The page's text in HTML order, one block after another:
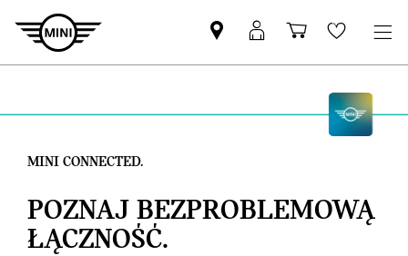
Znajdź
Partnera
Logowanie
MyMini
KoszykWishlist
MINI CONNECTED.
POZNAJ BEZPROBLEMOWĄ
ŁĄCZNOŚĆ.